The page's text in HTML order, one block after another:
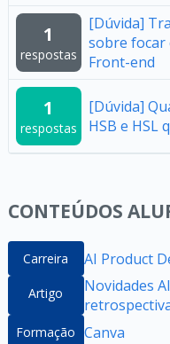
1
respostas
[Dúvida]
sobre focar
Front-end
1
respostas
[Dúvida]
HSB e HSL
CONTEÚDOS
Carreira AI Product
Artigo
Novidades
Formação Canva